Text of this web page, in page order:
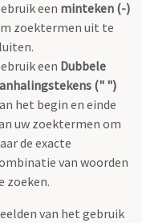
een minteken (-)
zoektermen uit te
een Dubbele
(" ")
het begin en einde
uw zoektermen om
de exacte
van woorden
zoeken.
van het gebruik